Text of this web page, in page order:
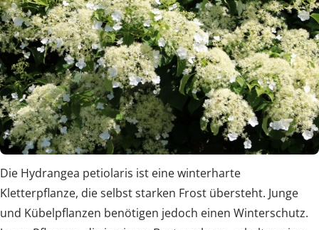
Die Hydrangea petiolaris ist eine winterharte
Kletterpflanze, die selbst starken Frost übersteht. Junge
und Kübelpflanzen benötigen jedoch einen Winterschutz.